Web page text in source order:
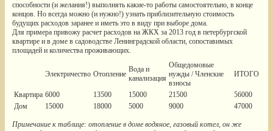
способности (и желания!) выполнять какие-то работы самостоятельно, в конце
концов. Но всегда можно (и нужно!) узнать приблизительную стоимость
будущих расходов заранее и иметь это в виду при выборе дома.
Для примера привожу расчет расходов на ЖКХ за 2013 год в петербургской
квартире и в доме в садоводстве Ленинградской области, сопоставимых
площадей и количества проживающих.
Электричество Отопление
Вода и
канализация
Общедомовые
нужды / Членские
взносы
ИТОГО
Квартира 6000 13500 15000 21500
56000
Дом
15000 18000 5000 9000 47000
Примечание к таблице: отопление в доме водяное, газовый котел, он же